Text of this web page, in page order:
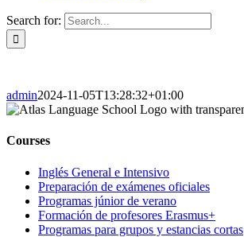
Search for:
admin2024-11-05T13:28:32+01:00
Courses
Inglés General e Intensivo
Preparación de exámenes oficiales
Programas júnior de verano
Formación de profesores Erasmus+
Programas para grupos y estancias cortas